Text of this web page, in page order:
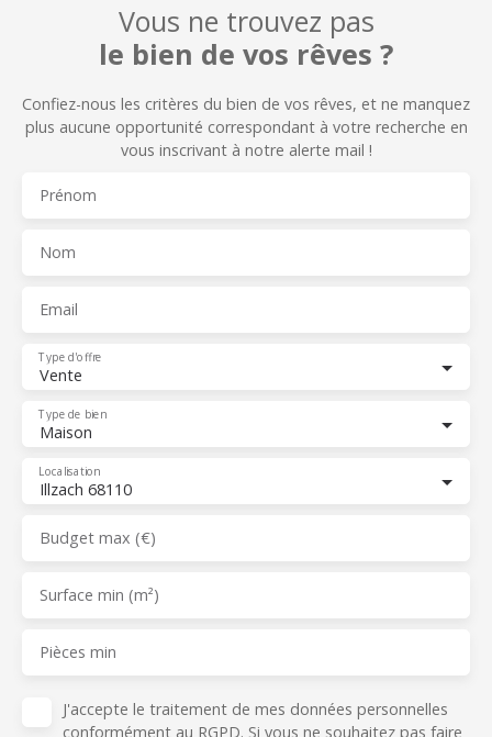
Vous ne trouvez pas
le bien de vos rêves ?
Confiez-nous les critères du bien de vos rêves, et ne manquez
plus aucune opportunité correspondant à votre recherche en
vous inscrivant à notre alerte mail !
Prénom
Nom
Email
Vente
Type d'offre
Maison
Type de bien
Illzach 68110
Localisation
Budget max (€)
Surface min (m²)
Pièces min
J'accepte le traitement de mes données personnelles
conformément au RGPD. Si vous ne souhaitez pas faire